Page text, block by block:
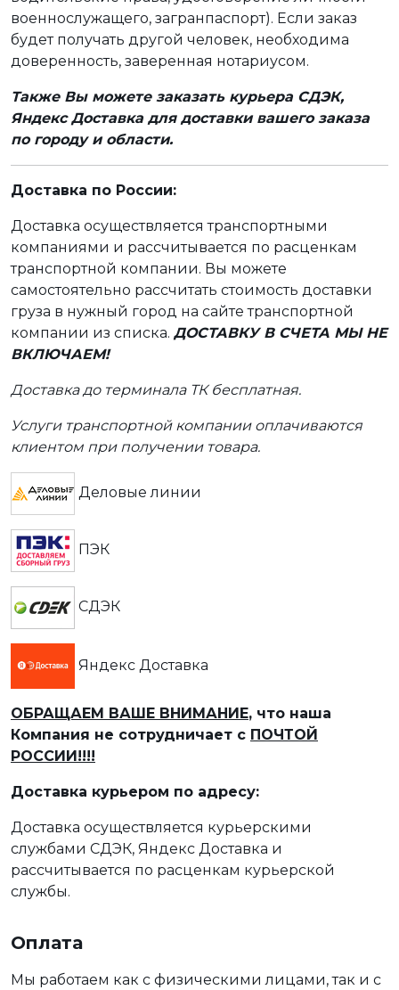
военнослужащего, загранпаспорт). Если заказ
будет получать другой человек, необходима
доверенность, заверенная нотариусом.
Также Вы можете заказать курьера СДЭК,
Яндекс Доставка для доставки вашего заказа
по городу и области.
Доставка по России:
Доставка осуществляется транспортными
компаниями и рассчитывается по расценкам
транспортной компании. Вы можете
самостоятельно рассчитать стоимость доставки
груза в нужный город на сайте транспортной
компании из списка. ДОСТАВКУ В СЧЕТА МЫ НЕ
ВКЛЮЧАЕМ!
Доставка до терминала ТК бесплатная.
Услуги транспортной компании оплачиваются
клиентом при получении товара.
Деловые линии
ПЭК
СДЭК
Яндекс Доставка
ОБРАЩАЕМ ВАШЕ ВНИМАНИЕ, что наша
Компания не сотрудничает с ПОЧТОЙ
РОССИИ!!!!
Доставка курьером по адресу:
Доставка осуществляется курьерскими
службами СДЭК, Яндекс Доставка и
рассчитывается по расценкам курьерской
службы.
Оплата
Мы работаем как с физическими лицами, так и с